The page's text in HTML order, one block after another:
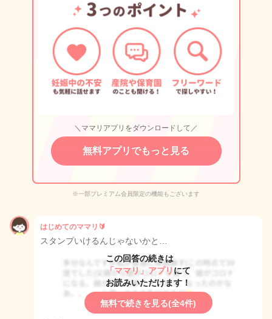
＼ママリアプリをダウンロードして／
無料アプリでもっと見る
※一部プレミアム会員限定の機能もございます
はじめてのママリ🔰
スタンプいけるんじゃないかと…
この回答の続きは
「ママリ」アプリ にて
お読みいただけます！
無料で続きを見る(全4件)